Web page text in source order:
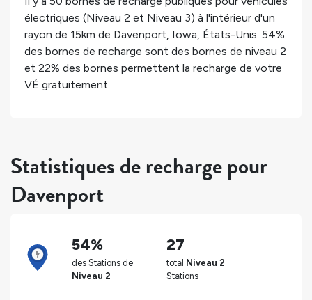
électriques (Niveau 2 et Niveau 3) à l'intérieur d'un
rayon de 15km de Davenport, Iowa, États-Unis. 54%
des bornes de recharge sont des bornes de niveau 2
et 22% des bornes permettent la recharge de votre
VÉ gratuitement.
Statistiques de recharge pour
Davenport
54%
des Stations de
Niveau 2
27
total Niveau 2
Stations